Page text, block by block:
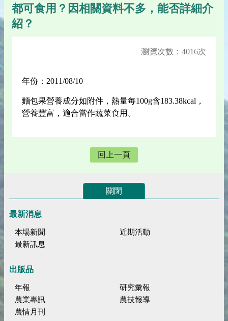
都可食用？因相關資料不多，能否詳細介
紹？
瀏覽次數：4016次
年份：2011/08/10
麵包果營養成分如附件，熱量每100g含183.38kcal，
營養豐富，適合當作蔬菜食用。
回上一頁
關閉
最新消息
本場新聞
近期活動
最新訊息
出版品
年報
研究彙報
農業專訊
農技報導
農情月刊